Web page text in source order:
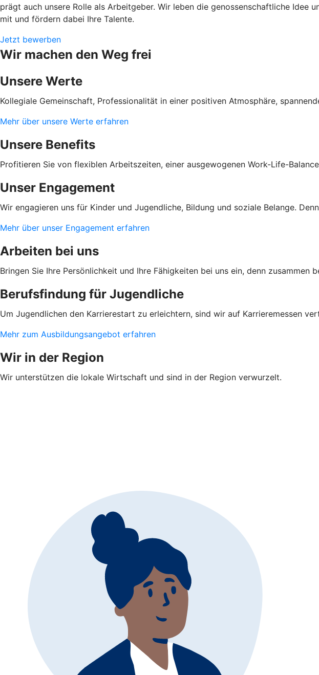
prägt auch unsere Rolle als Arbeitgeber. Wir leben die genossenschaftliche Idee
mit und fördern dabei Ihre Talente.
Jetzt bewerben
Wir machen den Weg frei
Unsere Werte
Kollegiale Gemeinschaft, Professionalität in einer positiven Atmosphäre,
Mehr über unsere Werte erfahren
Unsere Benefits
Profitieren Sie von flexiblen Arbeitszeiten, einer ausgewogenen Work-Life-
Unser Engagement
Wir engagieren uns für Kinder und Jugendliche, Bildung und soziale Belange.
Mehr über unser Engagement erfahren
Arbeiten bei uns
Bringen Sie Ihre Persönlichkeit und Ihre Fähigkeiten bei uns ein, denn
Berufsfindung für Jugendliche
Um Jugendlichen den Karrierestart zu erleichtern, sind wir auf Karrieremessen
Mehr zum Ausbildungsangebot erfahren
Wir in der Region
Wir unterstützen die lokale Wirtschaft und sind in der Region verwurzelt.